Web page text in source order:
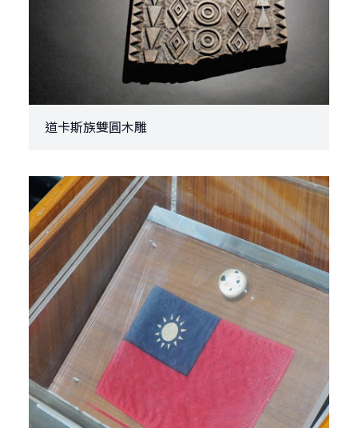
道卡斯族雙圓木雕